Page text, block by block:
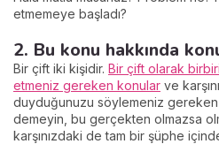
etmemeye başladı?
2. Bu konu hakkında
Bir çift iki kişidir. Bir çift olarak
etmeniz gereken konular ve
duyduğunuzu söylemeniz gereken
demeyin, bu gerçekten olmazsa
karşınızdaki de tam bir şüphe